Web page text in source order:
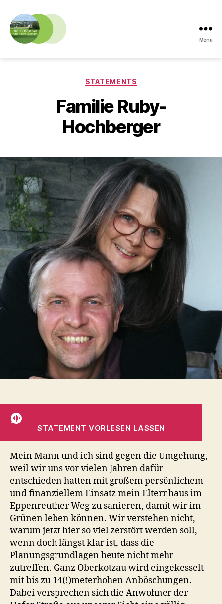
Oberkotzau
Menü
Kategorien
STATEMENTS
Familie Ruby-
Hochberger
STATEMENT VORLESEN LASSEN
Mein Mann und ich sind gegen die Umgehung,
weil wir uns vor vielen Jahren dafür
entschieden hatten mit großem persönlichem
und finanziellem Einsatz mein Elternhaus im
Eppenreuther Weg zu sanieren, damit wir im
Grünen leben können. Wir verstehen nicht,
warum jetzt hier so viel zerstört werden soll,
wenn doch längst klar ist, dass die
Planungsgrundlagen heute nicht mehr
zutreffen. Ganz Oberkotzau wird eingekesselt
mit bis zu 14(!)meterhohen Anböschungen.
Dabei versprechen sich die Anwohner der